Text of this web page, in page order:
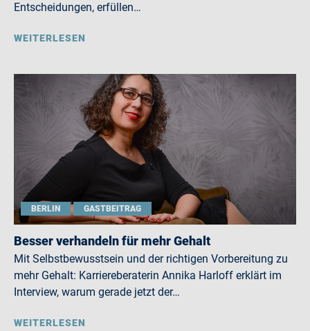
Entscheidungen, erfüllen…
WEITERLESEN
BERLIN GASTBEITRAG
Besser verhandeln für mehr Gehalt
Mit Selbstbewusstsein und der richtigen Vorbereitung zu
mehr Gehalt: Karriereberaterin Annika Harloff erklärt im
Interview, warum gerade jetzt der…
WEITERLESEN